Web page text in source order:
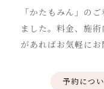
「かたもみん」の
ました。料金、施
があればお気軽にお
予約につ